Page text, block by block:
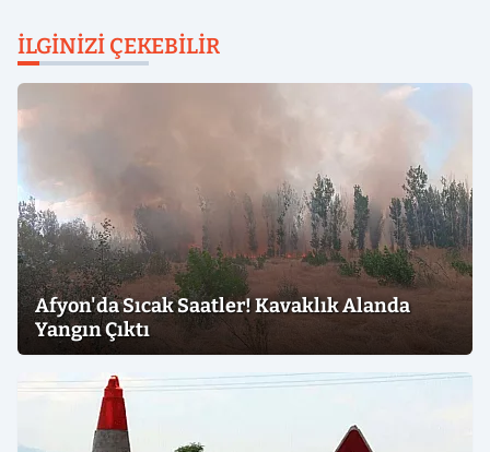
İLGINIZI ÇEKEBILIR
Afyon'da Sıcak Saatler! Kavaklık Alanda
Yangın Çıktı